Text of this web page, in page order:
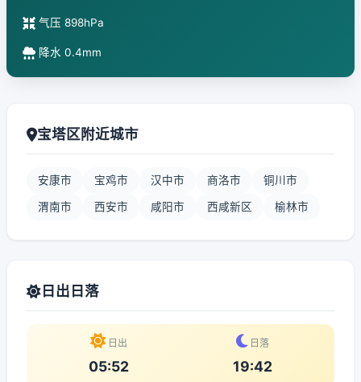
气压 898hPa
降水 0.4mm
宝塔区附近城市
安康市 宝鸡市 汉中市 商洛市 铜川市
渭南市 西安市 咸阳市 西咸新区 榆林市
日出日落
日出
05:52
日落
19:42